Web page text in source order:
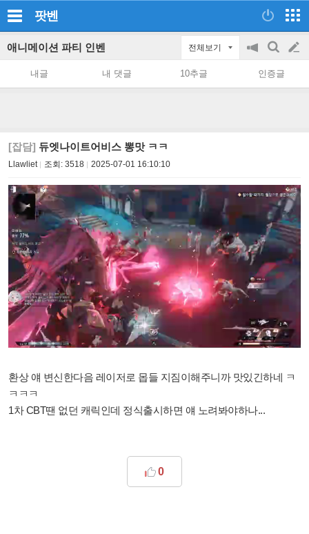
팟벤
애니메이션 파티 인벤 전체보기
공
on/off
검
색
글
쓰
내글 내 댓글 10추글 인증글
[잡담] 듀엣나이트어비스 뽕맛 ㅋㅋ
Llawliet 조회: 3518 2025-07-01 16:10:10
​환상 얘 변신한다음 레이저로 몹들 지짐이해주니까 맛있긴하네 ㅋ
ㅋㅋㅋ
1차 CBT땐 없던 캐릭인데 정식출시하면 얘 노려봐야하나...
0